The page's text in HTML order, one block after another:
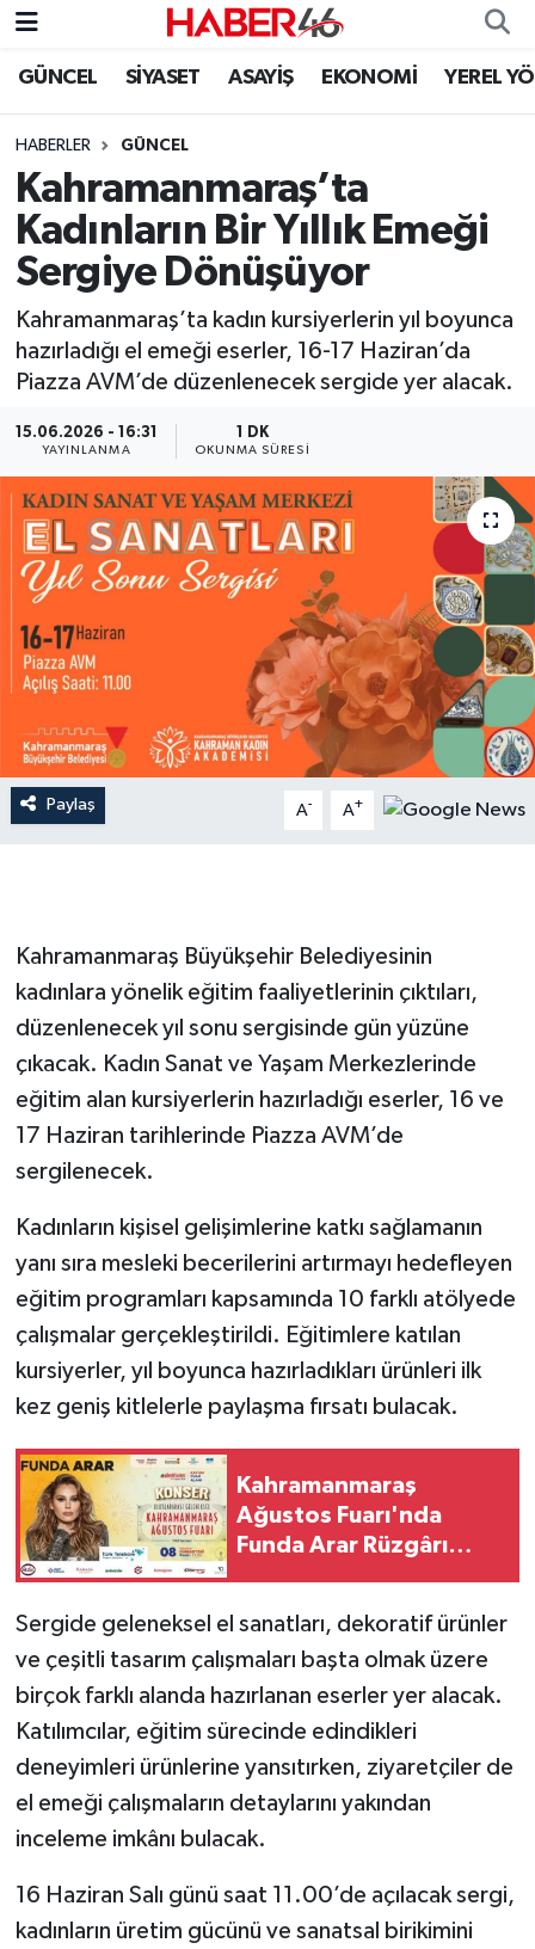
GÜNCEL SİYASET ASAYİŞ EKONOMİ YEREL
HABERLER GÜNCEL
Kahramanmaraş’ta
Kadınların Bir Yıllık Emeği
Sergiye Dönüşüyor
Kahramanmaraş’ta kadın kursiyerlerin yıl boyunca
hazırladığı el emeği eserler, 16-17 Haziran’da
Piazza AVM’de düzenlenecek sergide yer alacak.
15.06.2026 - 16:31
YAYINLANMA
1 DK
OKUNMA SÜRESI
Paylaş A- A+
Kahramanmaraş Büyükşehir Belediyesinin
kadınlara yönelik eğitim faaliyetlerinin çıktıları,
düzenlenecek yıl sonu sergisinde gün yüzüne
çıkacak. Kadın Sanat ve Yaşam Merkezlerinde
eğitim alan kursiyerlerin hazırladığı eserler, 16 ve
17 Haziran tarihlerinde Piazza AVM’de
sergilenecek.
Kadınların kişisel gelişimlerine katkı sağlamanın
yanı sıra mesleki becerilerini artırmayı hedefleyen
eğitim programları kapsamında 10 farklı atölyede
çalışmalar gerçekleştirildi. Eğitimlere katılan
kursiyerler, yıl boyunca hazırladıkları ürünleri ilk
kez geniş kitlelerle paylaşma fırsatı bulacak.
Kahramanmaraş
Ağustos Fuarı'nda
Funda Arar Rüzgârı
Sergide geleneksel el sanatları, dekoratif ürünler
ve çeşitli tasarım çalışmaları başta olmak üzere
birçok farklı alanda hazırlanan eserler yer alacak.
Katılımcılar, eğitim sürecinde edindikleri
deneyimleri ürünlerine yansıtırken, ziyaretçiler de
el emeği çalışmaların detaylarını yakından
inceleme imkânı bulacak.
16 Haziran Salı günü saat 11.00’de açılacak sergi,
kadınların üretim gücünü ve sanatsal birikimini
GÜNCEL
SİYASET
EKONOMİ
SPOR
YAŞAM
TEKNOLOJİ
SAĞLIK
EĞİTİM
İLÇE HABERLERİ
KÜLTÜR-SANAT
DÜNYA
ROPORTAJ
YEREL YÖNETİM
MEDYA
SEÇİM 2011
Yemek
SİVİL TOPLUM
KİM KİMDİR
ÇEK GÖNDER
KİTAP
HEDEF2020
OTOMOBİL
MİZAH
Genel
Nöbetçi Eczaneler
Hava Durumu
Kahramanmaraş Namaz Vakitleri
Trafik Durumu
Süper Lig Puan Durumu ve Fikstür
Tüm Manşetler
Son Dakika Haberleri
Haber Arşivi